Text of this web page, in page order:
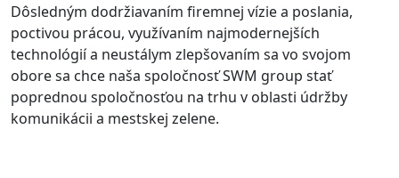
Dôsledným dodržiavaním firemnej vízie a poslania,
poctivou prácou, využívaním najmodernejších
technológií a neustálym zlepšovaním sa vo svojom
obore sa chce naša spoločnosť SWM group stať
poprednou spoločnosťou na trhu v oblasti údržby
komunikácii a mestskej zelene.